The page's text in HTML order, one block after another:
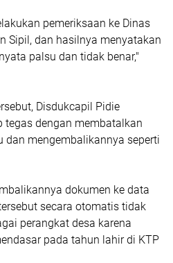
pemeriksaan ke Dinas
Sipil, dan hasilnya menyatakan
palsu dan tidak benar,"
Disdukcapil Pidie
dengan membatalkan
dan mengembalikannya seperti
dokumen ke data
secara otomatis tidak
perangkat desa karena
pada tahun lahir di KTP